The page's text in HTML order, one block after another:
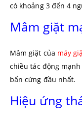
có khoảng 3 đến 4
Mâm giặt
Mâm giặt của máy
chiều tác động
bẩn cứng đầu nhất.
Hiệu ứng